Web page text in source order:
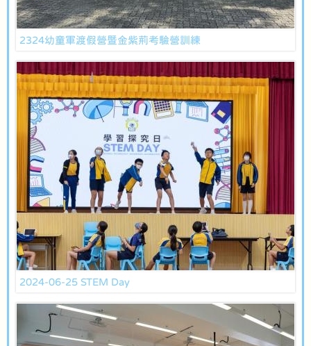
2324幼童軍渡假營暨金紫荊考驗營訓練
2024-06-25 STEM Day